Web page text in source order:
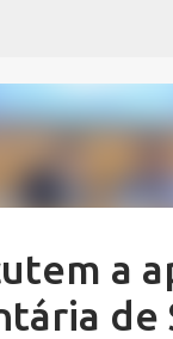
a
de